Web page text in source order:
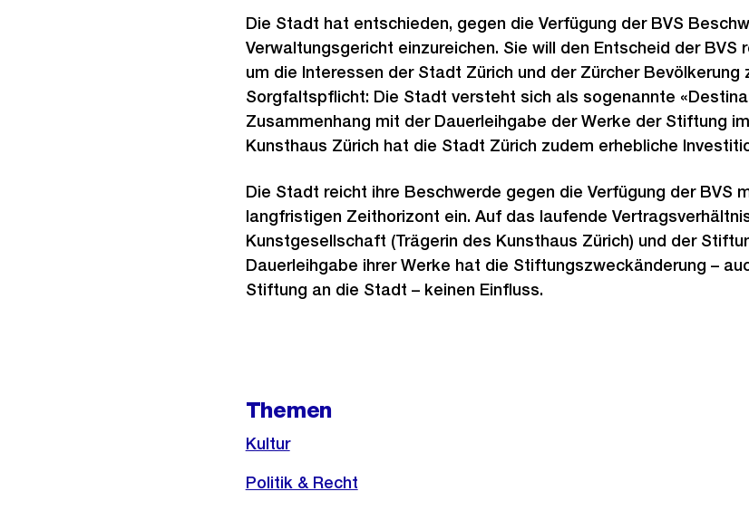
Die Stadt hat entschieden, gegen die Verfügung der BVS
Verwaltungsgericht einzureichen. Sie will den Entscheid der BVS
um die Interessen der Stadt Zürich und der Zürcher
Sorgfaltspflicht: Die Stadt versteht sich als sogenannte
Zusammenhang mit der Dauerleihgabe der Werke der Stiftung
Kunsthaus Zürich hat die Stadt Zürich zudem erhebliche
Die Stadt reicht ihre Beschwerde gegen die Verfügung der BVS
langfristigen Zeithorizont ein. Auf das laufende
Kunstgesellschaft (Trägerin des Kunsthaus Zürich) und der
Dauerleihgabe ihrer Werke hat die Stiftungszweckänderung –
Stiftung an die Stadt – keinen Einfluss.
Themen
Kultur
Politik & Recht